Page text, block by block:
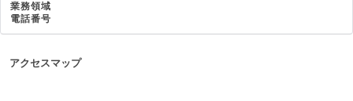
業務領域
電話番号
アクセスマップ